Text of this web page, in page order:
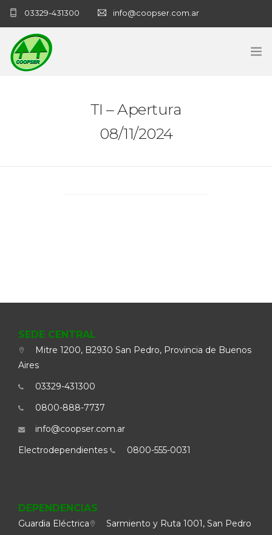
03329-431300 info@coopser.com.ar
TI – Apertura
08/11/2024
SEDE CENTRAL
Mitre 1200, B2930 San Pedro, Provincia de Buenos
Aires
03329-431300
0800-888-7737
info@coopser.com.ar
Electrodependientes
0800-555-0031
DEPENDENCIAS
Guardia Eléctrica
Sarmiento y Ruta 1001, San Pedro